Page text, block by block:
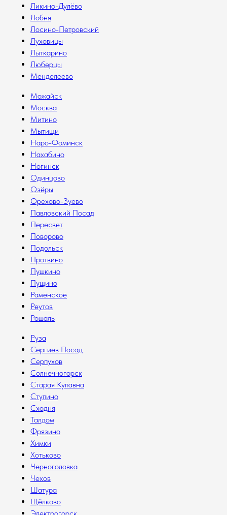
Ликино-Дулёво
Лобня
Лосино-Петровский
Луховицы
Лыткарино
Люберцы
Менделеево
Можайск
Москва
Митино
Мытищи
Наро-Фоминск
Нахабино
Ногинск
Одинцово
Озёры
Орехово-Зуево
Павловский Посад
Пересвет
Поворово
Подольск
Протвино
Пушкино
Пущино
Раменское
Реутов
Рошаль
Руза
Сергиев Посад
Серпухов
Солнечногорск
Старая Купавна
Ступино
Сходня
Талдом
Фрязино
Химки
Хотьково
Черноголовка
Чехов
Шатура
Щёлково
Электрогорск